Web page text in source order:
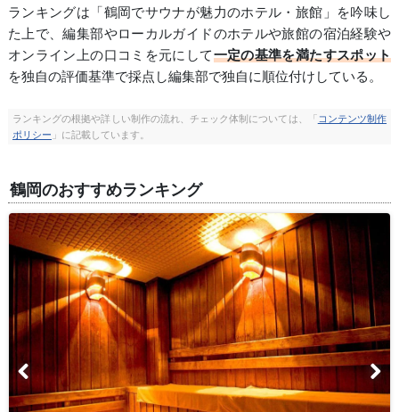
ランキングは「鶴岡でサウナが魅力のホテル・旅館」を吟味し
た上で、編集部やローカルガイドのホテルや旅館の宿泊経験や
オンライン上の口コミを元にして一定の基準を満たすスポット
を独自の評価基準で採点し編集部で独自に順位付けしている。
ランキングの根拠や詳しい制作の流れ、チェック体制については、「 コンテンツ制作
ポリシー 」に記載しています。
鶴岡のおすすめランキング